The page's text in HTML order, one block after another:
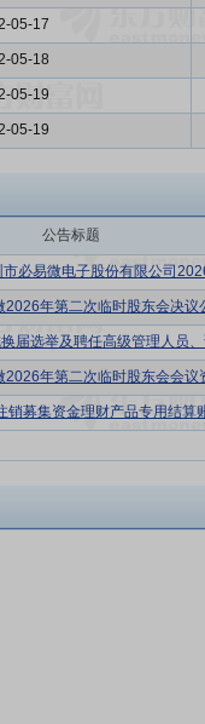
05-17
05-18
05-19
05-19
公告标题
必易微电子股份有限公司
2026年第二次临时股东会决议
届选举及聘任高级管理人员
2026年第二次临时股东会会议
销募集资金理财产品专用结算